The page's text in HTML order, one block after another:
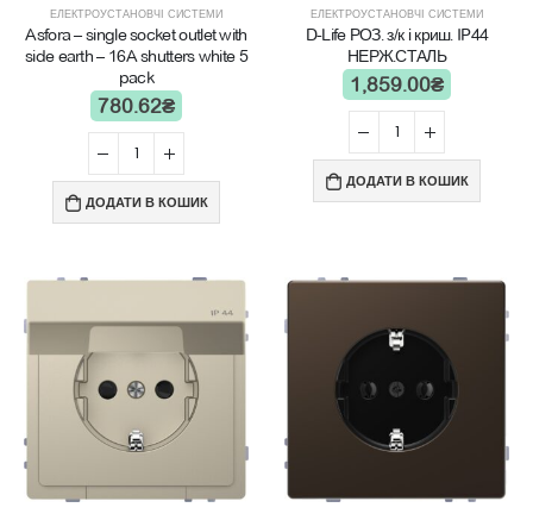
ЕЛЕКТРОУСТАНОВЧІ СИСТЕМИ
Asfora – single socket outlet with
side earth – 16A shutters white 5
pack
780.62₴
ДОДАТИ В КОШИК
ЕЛЕКТРОУСТАНОВЧІ СИСТЕМИ
D-Life РОЗ. з/к і криш. IP44
НЕРЖ.СТАЛЬ
1,859.00₴
ДОДАТИ В КОШИК